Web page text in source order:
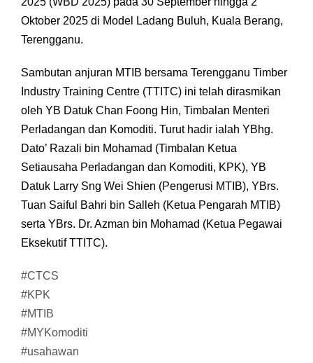
Oktober 2025 di Model Ladang Buluh, Kuala Berang,
Terengganu.
Sambutan anjuran MTIB bersama Terengganu Timber
Industry Training Centre (TTITC) ini telah dirasmikan
oleh YB Datuk Chan Foong Hin, Timbalan Menteri
Perladangan dan Komoditi. Turut hadir ialah YBhg.
Dato’ Razali bin Mohamad (Timbalan Ketua
Setiausaha Perladangan dan Komoditi, KPK), YB
Datuk Larry Sng Wei Shien (Pengerusi MTIB), YBrs.
Tuan Saiful Bahri bin Salleh (Ketua Pengarah MTIB)
serta YBrs. Dr. Azman bin Mohamad (Ketua Pegawai
Eksekutif TTITC).
#CTCS
#KPK
#MTIB
#MYKomoditi
#usahawan